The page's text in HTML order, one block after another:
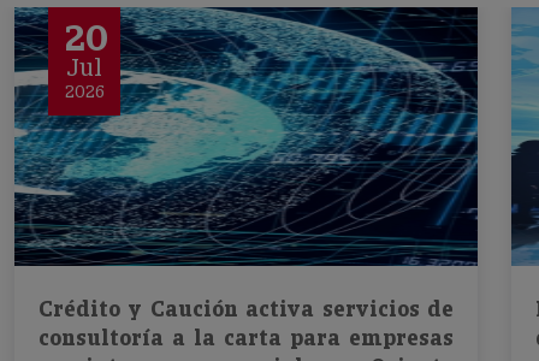
20
Jul
2026
Crédito y Caución activa servicios de
consultoría a la carta para empresas